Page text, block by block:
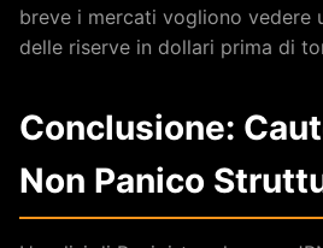
breve i mercati vogliono vedere
delle riserve in dollari prima di
Conclusione:
Non Panico